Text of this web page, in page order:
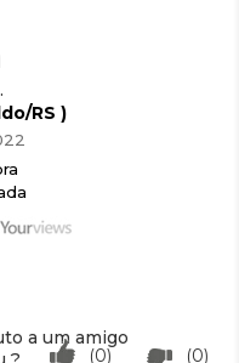
RS )
a um amigo
(0)
(0)